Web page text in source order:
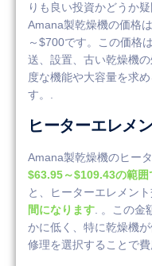
りも良い投資かどうか
Amana製乾燥機の価格
～$700です。この価格
送、設置、古い乾燥機
度な機能や大容量を求
す。.
ヒーターエレメ
Amana製乾燥機のヒー
$63.95～$109.43の範囲
と、ヒーターエレメン
間になります . 。この
かに低く、特に乾燥機
修理を選択することで費